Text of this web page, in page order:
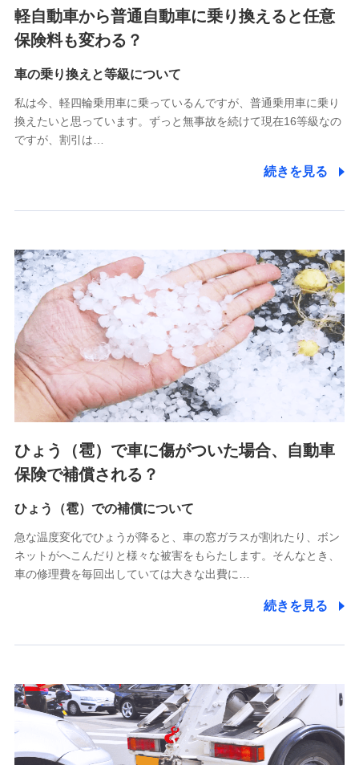
チューリッヒ少額短期保険株式会社
(https://www.zurichssi.co.jp/)
(https://www.tokiomarine-x.co.jp/)
(https://pshoken.co.jp/)
リトルファミリー少額短期保険株式会社
(https://www.littlefamily-ssi.com/)
郵便、電話、およびＥメール等により、当社と取引のあるも
た維持管理等の委託業務遂行のため、またそれらに付帯、関
連する当社および提携会社のサービスを案内、提供するため
（なお、当社は複数の保険会社と取引があり、取得した個人
情報を取引のある他の保険会社の商品・サービスをご提案す
るために利用させていただくことがあります。）
上記に係る連絡・手続き・管理等付帯業務を行うため
3.セミナー募集サイトから取得した個人情報
各種セミナーの案内、開催のため
上記に係る連絡・手続き・管理等付帯業務を行うため
4.家族・友達紹介にて取得した個人情報
被紹介者への連絡、及び当社と取引のあるもしくは委託を受
けている保険会社・提携会社の保険その他に関する情報を提
供し、金融商品等の契約を勧奨するため
アンケートやキャンペーン等の実施のため
上記に係る連絡・手続き・管理等付帯業務を行うため
5.通話録音にて取得する情報
7.社員（従業者）の個人情報
人事･勤怠･健康・労務等の管理、給与支給、福利厚生・採用
退職関連処理等の各種手続きのため、当社と従業員または従
業員同士の連絡のため
軽自動車から普通自動車に乗り換えると任意
保険料も変わる？
車の乗り換えと等級について
私は今、軽四輪乗用車に乗っているんですが、普通乗用車に乗り
換えたいと思っています。ずっと無事故を続けて現在16等級なの
ですが、割引は…
続きを見る
ひょう（雹）で車に傷がついた場合、自動車
保険で補償される？
ひょう（雹）での補償について
急な温度変化でひょうが降ると、車の窓ガラスが割れたり、ボン
ネットがへこんだりと様々な被害をもらたします。そんなとき、
車の修理費を毎回出していては大きな出費に…
続きを見る